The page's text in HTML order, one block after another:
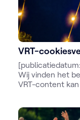
VRT-
Wij vinden het
VRT-content
technieken